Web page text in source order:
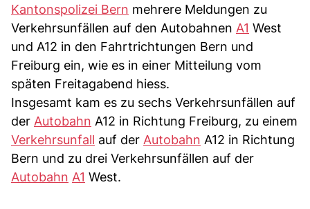
Kantonspolizei Bern mehrere Meldungen zu
Verkehrsunfällen auf den Autobahnen A1 West
und A12 in den Fahrtrichtungen Bern und
Freiburg ein, wie es in einer Mitteilung vom
späten Freitagabend hiess.
Insgesamt kam es zu sechs Verkehrsunfällen auf
der Autobahn A12 in Richtung Freiburg, zu einem
Verkehrsunfall auf der Autobahn A12 in Richtung
Bern und zu drei Verkehrsunfällen auf der
Autobahn A1 West.